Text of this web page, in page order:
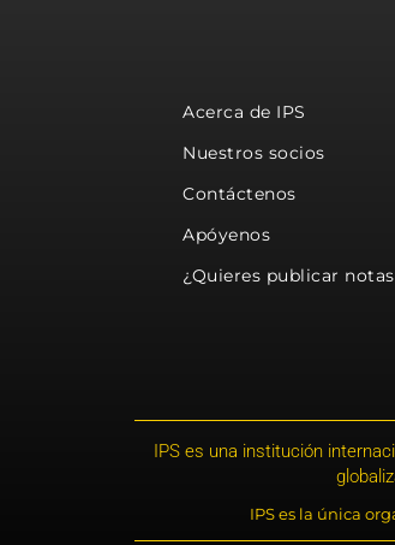
Acerca de IPS
Nuestros socios
Contáctenos
Apóyenos
¿Quieres publicar notas
IPS es una institución
IPS es la única